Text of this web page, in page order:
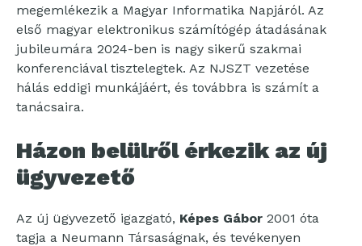
megemlékezik a Magyar Informatika Napjáról. Az
első magyar elektronikus számítógép átadásának
jubileumára 2024-ben is nagy sikerű szakmai
konferenciával tisztelegtek. Az NJSZT vezetése
hálás eddigi munkájáért, és továbbra is számít a
tanácsaira.
Házon belülről érkezik az új
ügyvezető
Az új ügyvezető igazgató, Képes Gábor 2001 óta
tagja a Neumann Társaságnak, és tevékenyen